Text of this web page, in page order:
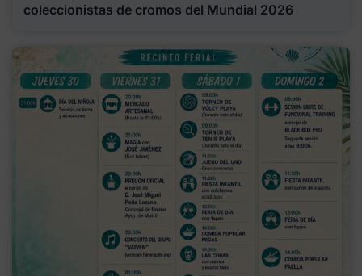
coleccionistas de cromos del Mundial 2026